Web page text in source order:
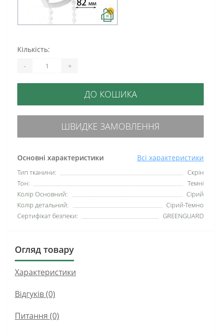
Основні характеристики Всі характеристики
Тип тканини:
Скрін
Тон:
Темні
Колір Основний:
Сірий
Колір детальний:
Сірий-Темно
Сертифікат безпеки:
GREENGUARD
Кількість:
- +
ДО КОШИКА
ШВИДКЕ ЗАМОВЛЕННЯ
Огляд товару
Характеристики
Відгуків (0)
Питання (0)